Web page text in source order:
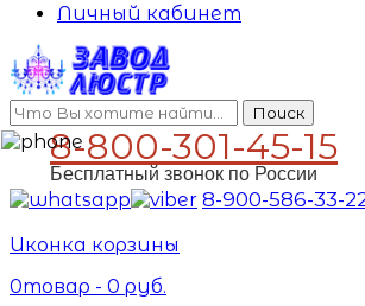
Личный кабинет
Поиск
8-800-301-45-15
Бесплатный звонок по России
8-900-586-33-
Иконка корзины
0товар - 0 руб.